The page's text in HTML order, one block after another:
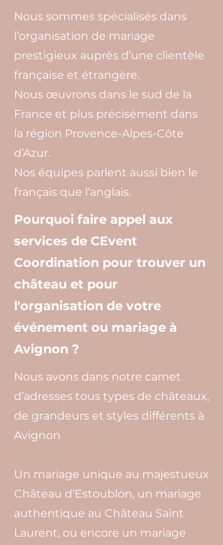
Nous sommes spécialisés dans
l’organisation de mariage
prestigieux auprès d’une clientèle
française et étrangère.
Nous œuvrons dans le sud de la
France et plus précisément dans
la région Provence-Alpes-Côte
d’Azur.
Nos équipes parlent aussi bien le
français que l’anglais.
Pourquoi faire appel aux
services de CEvent
Coordination pour trouver un
château et pour
l'organisation de votre
événement ou mariage à
Avignon ?
Nous avons dans notre carnet
d’adresses tous types de châteaux,
de grandeurs et styles différents à
Avignon
Un mariage unique au majestueux
Château d’Estoublon, un mariage
authentique au Château Saint
Laurent, ou encore un mariage